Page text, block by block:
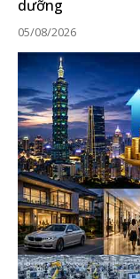
dưỡng
05/08/2026